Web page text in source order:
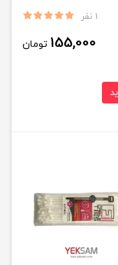
1 نفر
155,000 تومان